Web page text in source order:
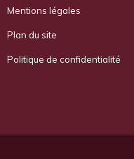
Mentions légales
Plan du site
Politique de confidentialité